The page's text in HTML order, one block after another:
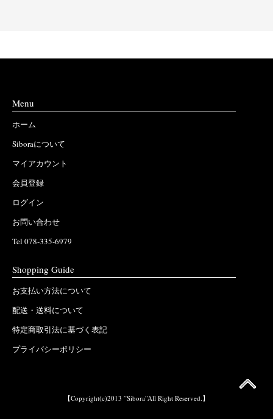
Menu
ホーム
Siboraについて
マイアカウント
会員登録
ログイン
お問い合わせ
Tel 078-335-6979
Shopping Guide
お支払い方法について
配送・送料について
特定商取引法に基づく表記
プライバシーポリシー
【Copyright(c)2013 ”Sibora”All Right Reserved.】